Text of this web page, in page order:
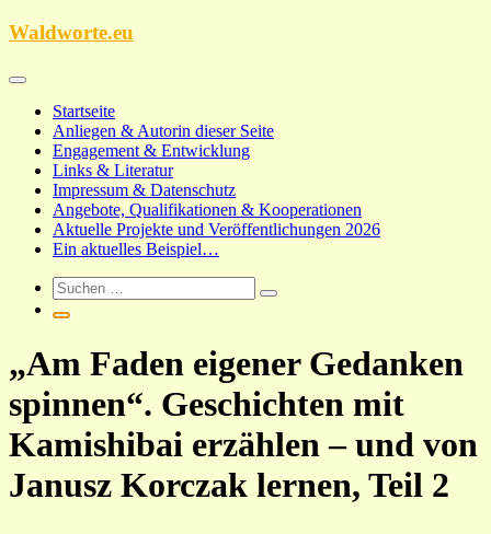
Zum
Waldworte.eu
Startseite
Anliegen & Autorin dieser Seite
Engagement & Entwicklung
Links & Literatur
Impressum & Datenschutz
Angebote, Qualifikationen & Kooperationen
Aktuelle Projekte und Veröffentlichungen 2026
Ein aktuelles Beispiel…
„Am Faden eigener Gedanken
spinnen“. Geschichten mit
Kamishibai erzählen – und von
Janusz Korczak lernen, Teil 2